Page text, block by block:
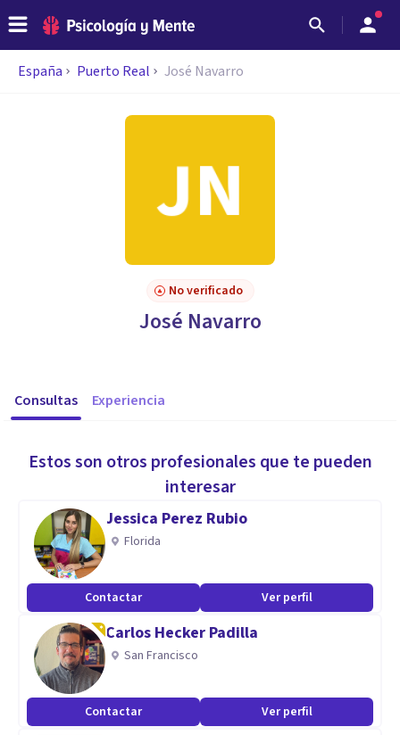
España Puerto Real José Navarro
No verificado
José Navarro
Consultas Experiencia
Estos son otros profesionales que te pueden
interesar
Jessica Perez Rubio
Florida
Contactar Ver perfil
Carlos Hecker Padilla
San Francisco
Contactar Ver perfil